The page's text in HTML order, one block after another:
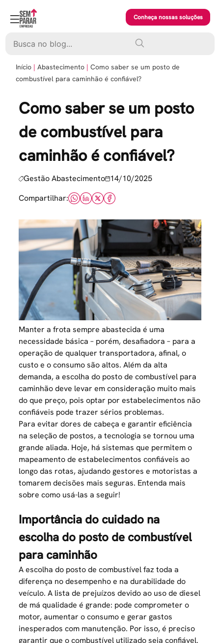
content
Conheça nossas soluções
Início Abastecimento
Como saber se um posto de
combustível para caminhão é confiável?
Como saber se um posto
de combustível para
caminhão é confiável?
Gestão Abastecimento 14/10/2025
Compartilhar:
Manter a frota sempre abastecida é uma
necessidade básica – porém, desafiadora – para a
operação de qualquer transportadora, afinal, o
custo e o consumo são altos. Além da alta
demanda, a escolha do posto de combustível para
caminhão deve levar em consideração muito mais
do que preço, pois optar por estabelecimentos não
confiáveis pode trazer sérios problemas.
Para evitar dores de cabeça e garantir eficiência
na seleção de postos, a tecnologia se tornou uma
grande aliada. Hoje, há sistemas que permitem o
mapeamento de estabelecimentos confiáveis ao
longo das rotas, ajudando gestores e motoristas a
tomarem decisões mais seguras. Entenda mais
sobre como usá-las a seguir!
Importância do cuidado na
escolha do posto de combustível
para caminhão
A escolha do posto de combustível faz toda a
diferença no desempenho e na durabilidade do
veículo. A lista de prejuízos devido ao uso de diesel
de má qualidade é grande: pode comprometer o
motor, aumentar o consumo e gerar gastos
inesperados com manutenção. Por isso, é preciso
garantir que o combustível utilizado seja confiável.